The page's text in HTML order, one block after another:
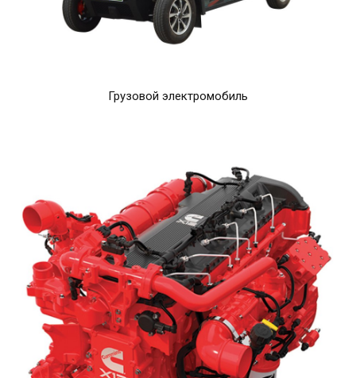
Грузовой электромобиль